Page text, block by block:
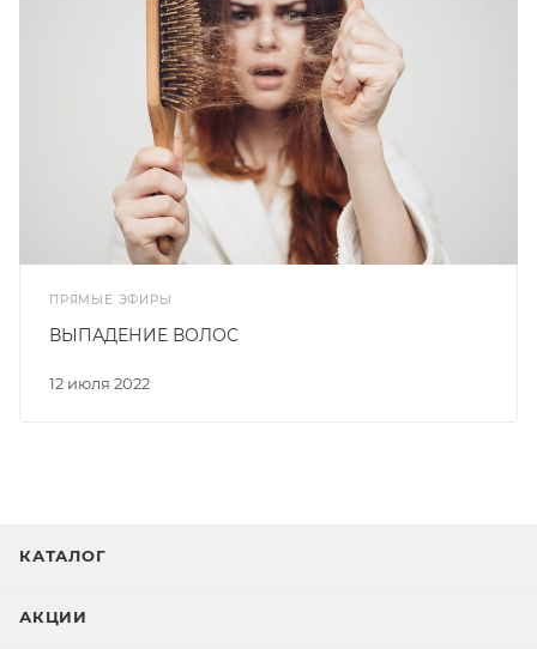
ПРЯМЫЕ ЭФИРЫ
12 июля 2022
ВЫПАДЕНИЕ ВОЛОС
КАТАЛОГ
АКЦИИ